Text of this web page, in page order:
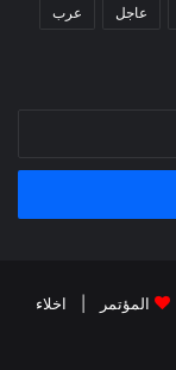
عاجل عرب
المؤتمر
اخلاء